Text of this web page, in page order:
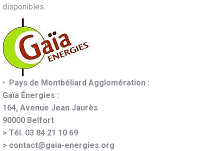
disponibles.
•
Pays de Montbéliard Agglomération :
Gaïa Énergies :
164, Avenue Jean Jaurès
90000 Belfort
> Tél. 03 84 21 10 69
> contact@gaia-energies.org